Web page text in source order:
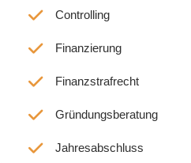
Controlling
Finanzierung
Finanzstrafrecht
Gründungsberatung
Jahresabschluss